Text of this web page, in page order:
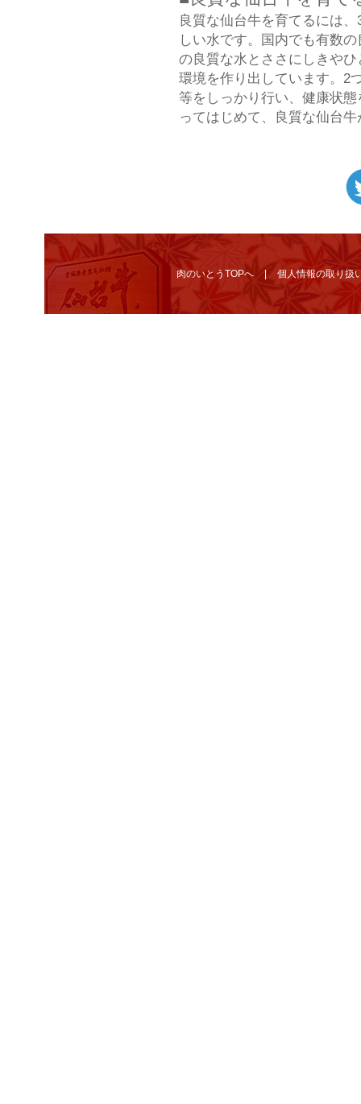
良質な仙台牛を育てるには
しい水です。国内でも有数
の良質な水とささにしきや
環境を作り出しています。2
等をしっかり行い、健康状
ってはじめて、良質な仙台
肉のいとうTOPへ 個人情報の取り扱